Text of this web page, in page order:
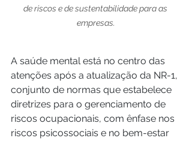
de riscos e de sustentabilidade para as
empresas.
A saúde mental está no centro das
atenções após a atualização da NR-1,
conjunto de normas que estabelece
diretrizes para o gerenciamento de
riscos ocupacionais, com ênfase nos
riscos psicossociais e no bem-estar